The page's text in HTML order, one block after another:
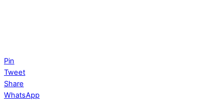
Pin
Tweet
Share
WhatsApp